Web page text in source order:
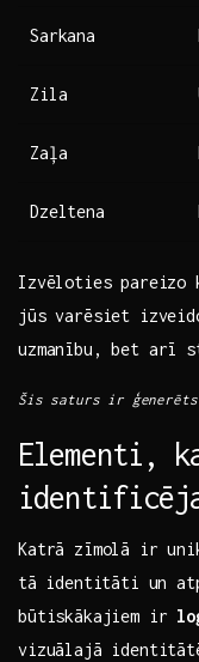
Sarkana
Zila
Zaļa
Dzeltena
Izvēloties pareizo
jūs varēsiet
uzmanību, bet arī
Šis saturs ir
Elementi,
Katrā zīmolā ir
tā ⁢identitāti un
būtiskākajiem ir
vizuālajā